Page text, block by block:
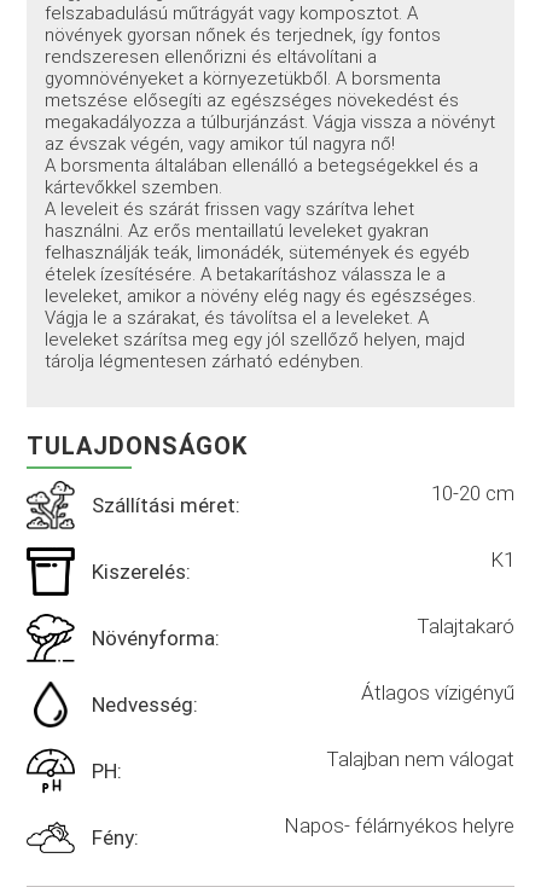
felszabadulású műtrágyát vagy komposztot. A
növények gyorsan nőnek és terjednek, így fontos
rendszeresen ellenőrizni és eltávolítani a
gyomnövényeket a környezetükből. A borsmenta
metszése elősegíti az egészséges növekedést és
megakadályozza a túlburjánzást. Vágja vissza a növényt
az évszak végén, vagy amikor túl nagyra nő!
A borsmenta általában ellenálló a betegségekkel és a
kártevőkkel szemben.
A leveleit és szárát frissen vagy szárítva lehet
használni. Az erős mentaillatú leveleket gyakran
felhasználják teák, limonádék, sütemények és egyéb
ételek ízesítésére. A betakarításhoz válassza le a
leveleket, amikor a növény elég nagy és egészséges.
Vágja le a szárakat, és távolítsa el a leveleket. A
leveleket szárítsa meg egy jól szellőző helyen, majd
tárolja légmentesen zárható edényben.
TULAJDONSÁGOK
Szállítási méret: 10-20 cm
Kiszerelés: K1
Növényforma: Talajtakaró
Nedvesség: Átlagos vízigényű
PH: Talajban nem válogat
Fény: Napos- félárnyékos helyre